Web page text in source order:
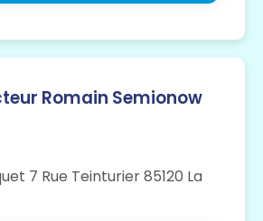
Romain Semionow
7 Rue Teinturier 85120 La